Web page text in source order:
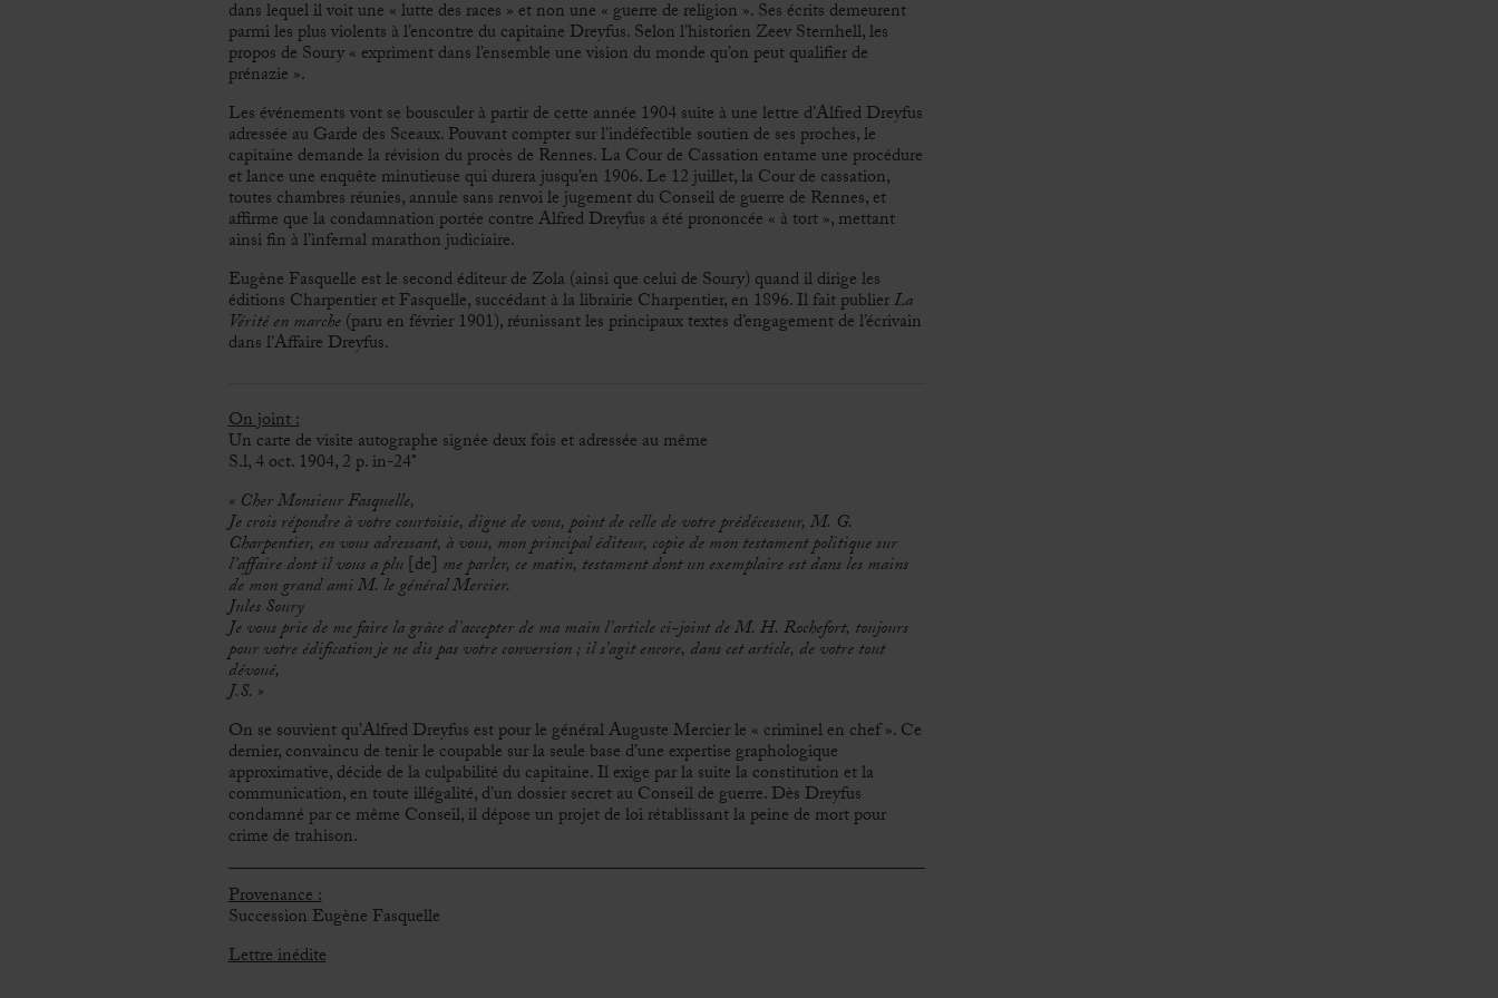
dans lequel il voit une « lutte des races » et non une « guerre de religion ». Ses écrits demeurent
parmi les plus violents à l’encontre du capitaine Dreyfus. Selon l’historien Zeev Sternhell, les
propos de Soury« expriment dans l’ensemble une vision du monde qu’on peut qualifier de
prénazie ».
Les événements vont se bousculer à partir de cette année 1904 suite à une lettre d’Alfred Dreyfus
adressée au Garde des Sceaux. Pouvant compter sur l’indéfectible soutien de ses proches, le
capitaine demande la révision du procès de Rennes. La Cour de Cassation entame une procédure
et lance une enquête minutieuse qui durera jusqu’en 1906. Le 12 juillet, la Cour de cassation,
toutes chambres réunies, annule sans renvoi le jugement du Conseil de guerre de Rennes, et
affirme que la condamnation portée contre Alfred Dreyfus a été prononcée « à tort », mettant
ainsi fin à l’infernal marathon judiciaire.
Eugène Fasquelle est le second éditeur de Zola (ainsi que celui de Soury) quand il dirige les
éditions Charpentier et Fasquelle, succédant à la librairie Charpentier, en 1896. Il fait publierLa
Vérité en marche(paru en février 1901), réunissant les principaux textes d’engagement de l’écrivain
dans l’Affaire Dreyfus.
On joint :
Un carte de visite autographe signée deux fois et adressée au même
S.l, 4 oct. 1904, 2 p. in-24°
« Cher Monsieur Fasquelle,
Je crois répondre à votre courtoisie, digne de vous, point de celle de votre prédécesseur, M. G.
Charpentier, en vous adressant, à vous, mon principal éditeur, copie de mon testament politique sur
l’affaire dont il vous a plu[de] me parler, ce matin, testament dont un exemplaire est dans les mains
de mon grand ami M. le général Mercier.
Jules Soury
Je vous prie de me faire la grâce d’accepter de ma main l’article ci-joint de M. H. Rochefort, toujours
pour votre édification je ne dis pas votre conversion ; il s’agit encore, dans cet article, de votre tout
dévoué,
J.S. »
On se souvient qu’Alfred Dreyfus est pour le général Auguste Mercier le « criminel en chef ». Ce
dernier, convaincu de tenir le coupable sur la seule base d’une expertise graphologique
approximative, décide de la culpabilité du capitaine. Il exige par la suite la constitution et la
communication, en toute illégalité, d’un dossier secret au Conseil de guerre. Dès Dreyfus
condamné par ce même Conseil, il dépose un projet de loi rétablissant la peine de mort pour
crime de trahison.
Provenance :
Succession Eugène Fasquelle
Lettre inédite